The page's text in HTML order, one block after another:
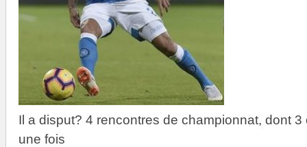
Il a disput? 4 rencontres de championnat, dont
une fois